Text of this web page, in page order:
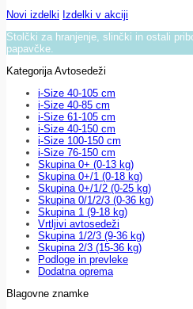
Novi izdelki Izdelki v akciji
Stolčki za hranjenje, slinčki in ostali
papavčke.
Kategorija Avtosedeži
i-Size 40-105 cm
i-Size 40-85 cm
i-Size 61-105 cm
i-Size 40-150 cm
i-Size 100-150 cm
i-Size 76-150 cm
Skupina 0+ (0-13 kg)
Skupina 0+/1 (0-18 kg)
Skupina 0+/1/2 (0-25 kg)
Skupina 0/1/2/3 (0-36 kg)
Skupina 1 (9-18 kg)
Vrtljivi avtosedeži
Skupina 1/2/3 (9-36 kg)
Skupina 2/3 (15-36 kg)
Podloge in prevleke
Dodatna oprema
Blagovne znamke